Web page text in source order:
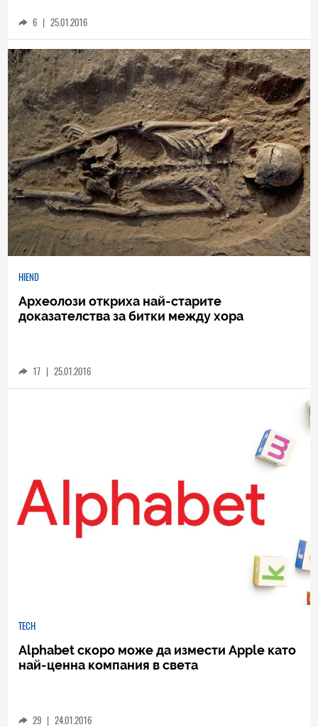
6 | 25.01.2016
HIEND
Археолози откриха най-старите
доказателства за битки между хора
17 | 25.01.2016
TECH
Alphabet скоро може да измести Apple като
най-ценна компания в света
29 | 24.01.2016